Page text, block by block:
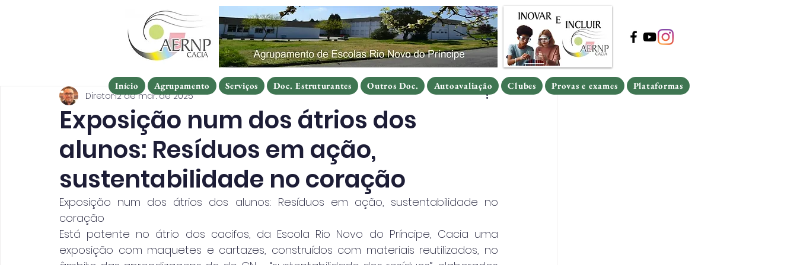
Exposição num dos átrios dos
alunos: Resíduos em ação,
sustentabilidade no coração
Diretor12 de mar. de 2025
Exposição num dos átrios dos alunos: Resíduos em ação, sustentabilidade no
coração
Está patente no átrio dos cacifos, da Escola Rio Novo do Príncipe, Cacia uma
exposição com maquetes e cartazes, construídos com materiais reutilizados, no
Agrupamento Serviços Doc. Estruturantes Outros Doc. Autoavaliação Clubes Provas e exames
Início Agrupamento Serviços Doc. Estruturantes Outros Doc. Autoavaliação Clubes Provas e exames
Início Agrupamento Serviços Doc. Estruturantes Outros Doc. Autoavaliação Clubes Provas e exames Plataformas